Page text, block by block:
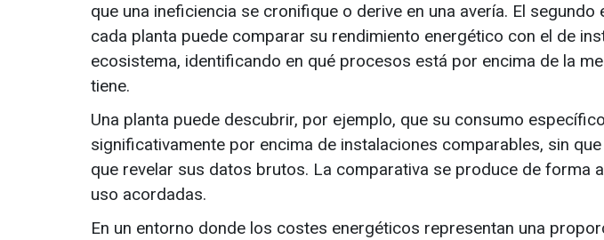
que una ineficiencia se cronifique o derive en una avería. El
cada planta puede comparar su rendimiento energético con el de
ecosistema, identificando en qué procesos está por encima de la
tiene.
Una planta puede descubrir, por ejemplo, que su consumo
significativamente por encima de instalaciones comparables, sin
que revelar sus datos brutos. La comparativa se produce de forma
uso acordadas.
En un entorno donde los costes energéticos representan una